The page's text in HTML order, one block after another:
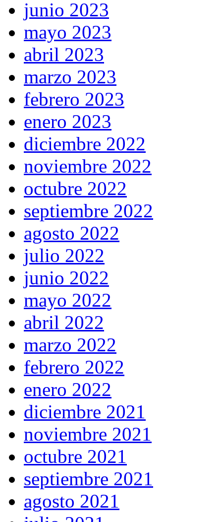
junio 2023
mayo 2023
abril 2023
marzo 2023
febrero 2023
enero 2023
diciembre 2022
noviembre 2022
octubre 2022
septiembre 2022
agosto 2022
julio 2022
junio 2022
mayo 2022
abril 2022
marzo 2022
febrero 2022
enero 2022
diciembre 2021
noviembre 2021
octubre 2021
septiembre 2021
agosto 2021